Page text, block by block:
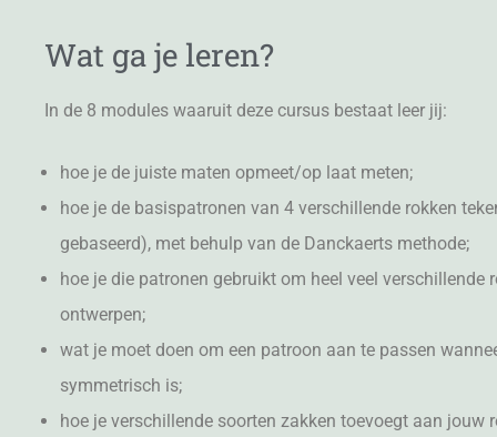
Wat ga je leren?
In de 8 modules waaruit deze cursus bestaat leer jij:
hoe je de juiste maten opmeet/op laat meten;
hoe je de basispatronen van 4 verschillende rokken
gebaseerd), met behulp van de Danckaerts methode;
hoe je die patronen gebruikt om heel veel verschillende
ontwerpen;
wat je moet doen om een patroon aan te passen
symmetrisch is;
hoe je verschillende soorten zakken toevoegt aan jouw